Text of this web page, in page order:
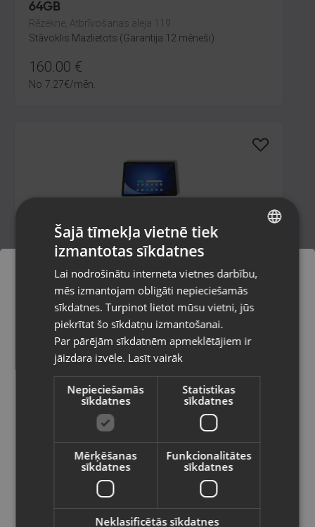
64GB
Rēzekne, Atbrīvošanas aleja 119
Stāvoklis Mazlietots (Garantija 12 mēneši)
160.00 €
No 7.27€/mēn.
Samsung Galaxy Tab A9+ 5G (SM-X216R)
128GB
Jēkabpils, Brīvības iela 146
Stāvoklis Mazlietots (Garantija 12 mēneši)
165.00€
/mēn.
Samsung Galaxy Tab A9+ 5G 8GB/128GB
Pasūtījumi tiks piegādāti uz
izvēlēto valsti
Vietnes saturs būs attēlots izvēlētajā
valodā
Valsts
Latviešu / Latvian
RUSSIAN
Šajā tīmekļa vietnē tiek
izmantotas sīkdatnes
Lai nodrošinātu interneta vietnes darbību,
mēs izmantojam obligāti nepieciešamās
sīkdatnes. Turpinot lietot mūsu vietni, jūs
piekrītat šo sīkdatņu izmantošanai.
Par pārējām sīkdatnēm apmeklētājiem ir
jāizdara izvēle. Lasīt vairāk
Nepieciešamās
sīkdatnes
Statistikas
sīkdatnes
Mērķēšanas
sīkdatnes
Funkcionalitātes
sīkdatnes
Neklasificētās sīkdatnes